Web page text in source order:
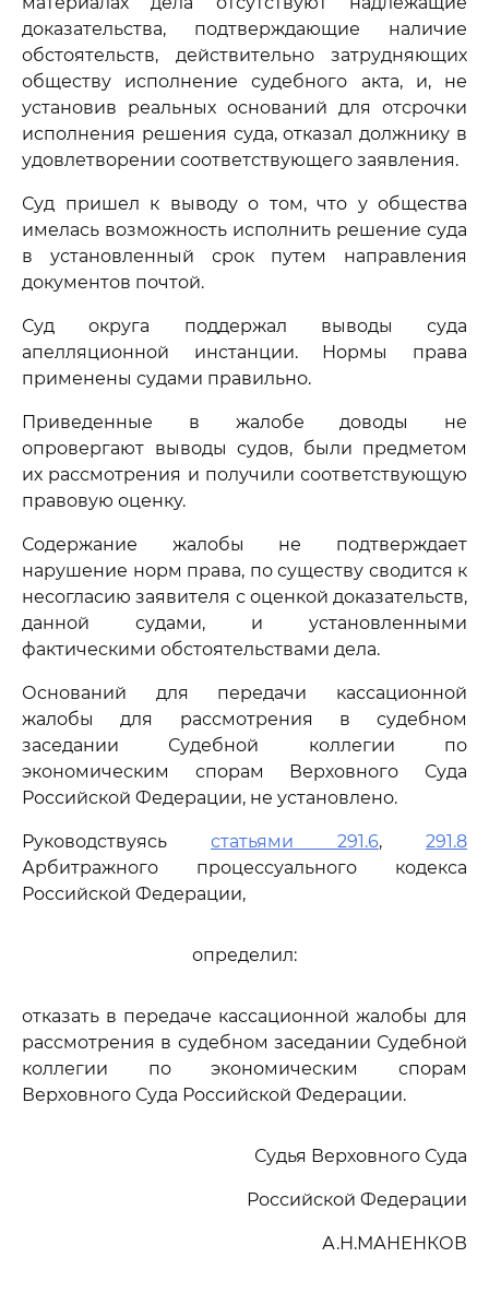
доказательства, подтверждающие наличие
обстоятельств, действительно затрудняющих
обществу исполнение судебного акта, и, не
установив реальных оснований для отсрочки
исполнения решения суда, отказал должнику в
удовлетворении соответствующего заявления.
Суд пришел к выводу о том, что у общества
имелась возможность исполнить решение суда
в установленный срок путем направления
документов почтой.
Суд округа поддержал выводы суда
апелляционной инстанции. Нормы права
применены судами правильно.
Приведенные в жалобе доводы не
опровергают выводы судов, были предметом
их рассмотрения и получили соответствующую
правовую оценку.
Содержание жалобы не подтверждает
нарушение норм права, по существу сводится к
несогласию заявителя с оценкой доказательств,
данной судами, и установленными
фактическими обстоятельствами дела.
Оснований для передачи кассационной
жалобы для рассмотрения в судебном
заседании Судебной коллегии по
экономическим спорам Верховного Суда
Российской Федерации, не установлено.
Руководствуясь статьями 291.6, 291.8
Арбитражного процессуального кодекса
Российской Федерации,
определил:
отказать в передаче кассационной жалобы для
рассмотрения в судебном заседании Судебной
коллегии по экономическим спорам
Верховного Суда Российской Федерации.
Судья Верховного Суда
Российской Федерации
А.Н.МАНЕНКОВ